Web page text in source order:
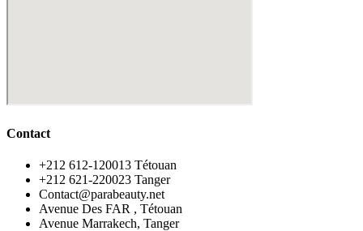
Contact
‪+212 612-120013 Tétouan
‪+212 621-220023 Tanger
Contact@parabeauty.net
Avenue Des FAR , Tétouan
Avenue Marrakech, Tanger